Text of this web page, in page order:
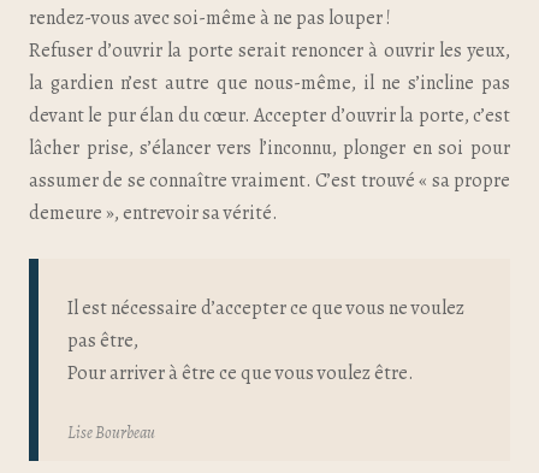
rendez-vous avec soi-même à ne pas louper !
Refuser d’ouvrir la porte serait renoncer à ouvrir les yeux,
la gardien n’est autre que nous-même, il ne s’incline pas
devant le pur élan du cœur. Accepter d’ouvrir la porte, c’est
lâcher prise, s’élancer vers l’inconnu, plonger en soi pour
assumer de se connaître vraiment. C’est trouvé « sa propre
demeure », entrevoir sa vérité.
Il est nécessaire d’accepter ce que vous ne voulez
pas être,
Pour arriver à être ce que vous voulez être.
Lise Bourbeau